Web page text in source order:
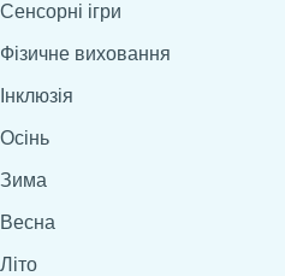
Сенсорні ігри
Фізичне виховання
Інклюзія
Осінь
Зима
Весна
Літо